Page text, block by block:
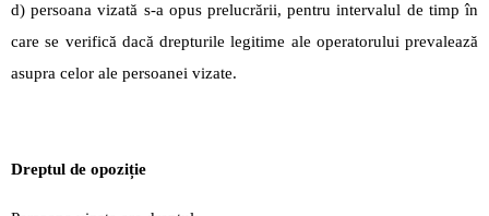
d) persoana vizată s-a opus prelucrării, pentru intervalul de timp în
care se verifică dacă drepturile legitime ale operatorului prevalează
asupra celor ale persoanei vizate.
Dreptul de opoziție